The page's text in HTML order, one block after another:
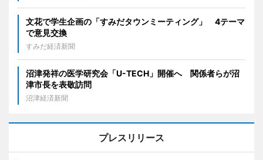
文花で学生企画の「すみだタウンミーティング」 4テーマ
で意見交換
すみだ経済新聞
沼津発祥の医学研究会「U-TECH」開催へ 関係者らが沼
津市長を表敬訪問
沼津経済新聞
プレスリリース